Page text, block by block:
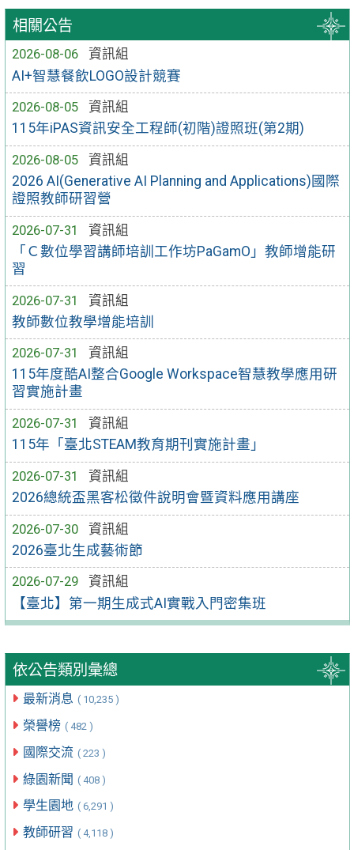
相關公告
2026-08-06
資訊組
AI+智慧餐飲LOGO設計競賽
2026-08-05
資訊組
115年iPAS資訊安全工程師(初階)證照班(第2期)
2026-08-05
資訊組
2026 AI(Generative AI Planning and Applications)國際
證照教師研習營
2026-07-31
資訊組
「Ｃ數位學習講師培訓工作坊PaGamO」教師增能研
習
2026-07-31
資訊組
教師數位教學增能培訓
2026-07-31
資訊組
115年度酷AI整合Google Workspace智慧教學應用研
習實施計畫
2026-07-31
資訊組
115年「臺北STEAM教育期刊實施計畫」
2026-07-31
資訊組
2026總統盃黑客松徵件說明會暨資料應用講座
2026-07-30
資訊組
2026臺北生成藝術節
2026-07-29
資訊組
【臺北】第一期生成式AI實戰入門密集班
依公告類別彙總
最新消息 ( 10,235 )
榮譽榜 ( 482 )
國際交流 ( 223 )
綠園新聞 ( 408 )
學生園地 ( 6,291 )
教師研習 ( 4,118 )